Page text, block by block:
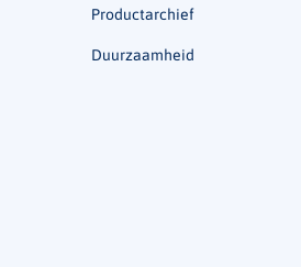
Productarchief
Duurzaamheid